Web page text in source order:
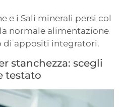
e i Sali minerali persi col
normale alimentazione
di appositi integratori.
stanchezza: scegli
testato